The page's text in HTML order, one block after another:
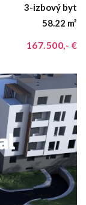
3-izbový byt
58.22 m²
167.500,- €